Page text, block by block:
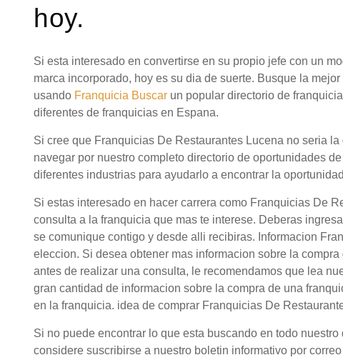
hoy.
Si esta interesado en convertirse en su propio jefe con un
marca incorporado, hoy es su dia de suerte. Busque la
usando Franquicia Buscar un popular directorio de
diferentes de franquicias en Espana.
Si cree que Franquicias De Restaurantes Lucena no seria
navegar por nuestro completo directorio de oportunidades
diferentes industrias para ayudarlo a encontrar la
Si estas interesado en hacer carrera como Franquicias De
consulta a la franquicia que mas te interese. Deberas
se comunique contigo y desde alli recibiras. Informacion
eleccion. Si desea obtener mas informacion sobre la
antes de realizar una consulta, le recomendamos que lea
gran cantidad de informacion sobre la compra de una
en la franquicia. idea de comprar Franquicias De
Si no puede encontrar lo que esta buscando en todo
considere suscribirse a nuestro boletin informativo por